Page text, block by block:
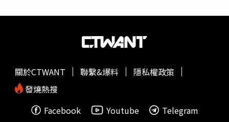
關於CTWANT 聯繫&爆料
隱私權政策
發燒熱搜
Facebook
Youtube Telegram